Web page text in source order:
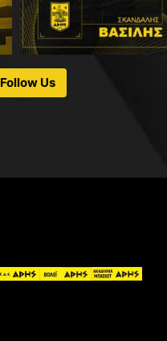
Follow Us